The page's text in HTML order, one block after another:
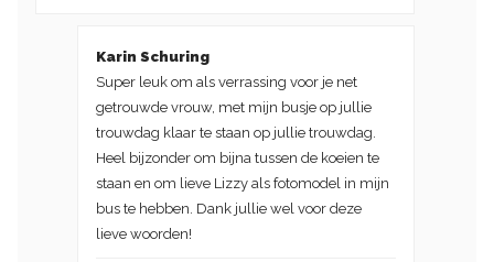
Karin Schuring
Super leuk om als verrassing voor je net
getrouwde vrouw, met mijn busje op jullie
trouwdag klaar te staan op jullie trouwdag.
Heel bijzonder om bijna tussen de koeien te
staan en om lieve Lizzy als fotomodel in mijn
bus te hebben. Dank jullie wel voor deze
lieve woorden!